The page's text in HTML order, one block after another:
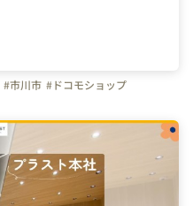
#市川市 #ドコモショップ